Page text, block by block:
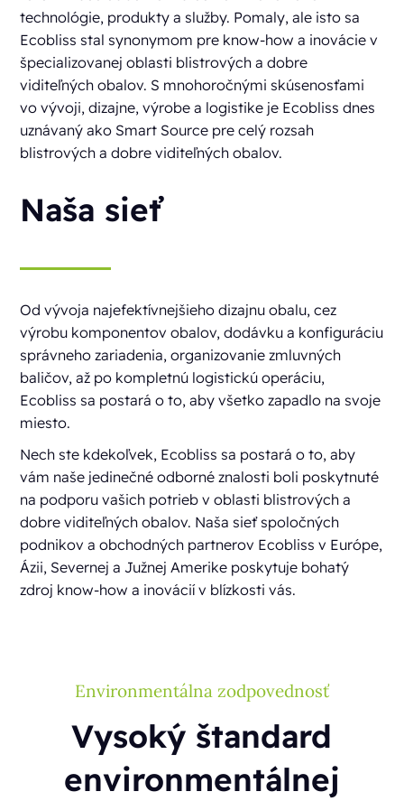
technológie, produkty a služby. Pomaly, ale isto sa
Ecobliss stal synonymom pre know-how a inovácie v
špecializovanej oblasti blistrových a dobre
viditeľných obalov. S mnohoročnými skúsenosťami
vo vývoji, dizajne, výrobe a logistike je Ecobliss dnes
uznávaný ako Smart Source pre celý rozsah
blistrových a dobre viditeľných obalov.
Naša sieť
Od vývoja najefektívnejšieho dizajnu obalu, cez
výrobu komponentov obalov, dodávku a konfiguráciu
správneho zariadenia, organizovanie zmluvných
baličov, až po kompletnú logistickú operáciu,
Ecobliss sa postará o to, aby všetko zapadlo na svoje
miesto.
Nech ste kdekoľvek, Ecobliss sa postará o to, aby
vám naše jedinečné odborné znalosti boli poskytnuté
na podporu vašich potrieb v oblasti blistrových a
dobre viditeľných obalov. Naša sieť spoločných
podnikov a obchodných partnerov Ecobliss v Európe,
Ázii, Severnej a Južnej Amerike poskytuje bohatý
zdroj know-how a inovácií v blízkosti vás.
Environmentálna zodpovednosť
Vysoký štandard
environmentálnej